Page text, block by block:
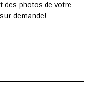
des photos de votre
demande!